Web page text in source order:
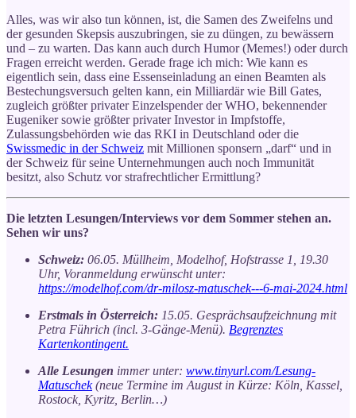
Alles, was wir also tun können, ist, die Samen des Zweifelns und
der gesunden Skepsis auszubringen, sie zu düngen, zu bewässern
und – zu warten. Das kann auch durch Humor (Memes!) oder durch
Fragen erreicht werden. Gerade frage ich mich: Wie kann es
eigentlich sein, dass eine Essenseinladung an einen Beamten als
Bestechungsversuch gelten kann, ein Milliardär wie Bill Gates,
zugleich größter privater Einzelspender der WHO, bekennender
Eugeniker sowie größter privater Investor in Impfstoffe,
Zulassungsbehörden wie das RKI in Deutschland oder die
Swissmedic in der Schweiz mit Millionen sponsern „darf“ und in
der Schweiz für seine Unternehmungen auch noch Immunität
besitzt, also Schutz vor strafrechtlicher Ermittlung?
Die letzten Lesungen/Interviews vor dem Sommer stehen an.
Sehen wir uns?
Schweiz: 06.05. Müllheim, Modelhof, Hofstrasse 1, 19.30
Uhr, Voranmeldung erwünscht unter:
https://modelhof.com/dr-milosz-matuschek---6-mai-2024.html
Erstmals in Österreich: 15.05. Gesprächsaufzeichnung mit
Petra Führich (incl. 3-Gänge-Menü). Begrenztes
Kartenkontingent.
Alle Lesungen immer unter: www.tinyurl.com/Lesung-
Matuschek(neue Termine im August in Kürze: Köln, Kassel,
Rostock, Kyritz, Berlin…)